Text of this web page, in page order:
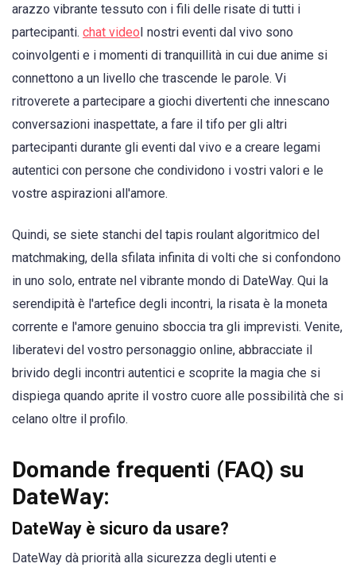
arazzo vibrante tessuto con i fili delle risate di tutti i
partecipanti. chat videoI nostri eventi dal vivo sono
coinvolgenti e i momenti di tranquillità in cui due anime si
connettono a un livello che trascende le parole. Vi
ritroverete a partecipare a giochi divertenti che innescano
conversazioni inaspettate, a fare il tifo per gli altri
partecipanti durante gli eventi dal vivo e a creare legami
autentici con persone che condividono i vostri valori e le
vostre aspirazioni all'amore.
Quindi, se siete stanchi del tapis roulant algoritmico del
matchmaking, della sfilata infinita di volti che si confondono
in uno solo, entrate nel vibrante mondo di DateWay. Qui la
serendipità è l'artefice degli incontri, la risata è la moneta
corrente e l'amore genuino sboccia tra gli imprevisti. Venite,
liberatevi del vostro personaggio online, abbracciate il
brivido degli incontri autentici e scoprite la magia che si
dispiega quando aprite il vostro cuore alle possibilità che si
celano oltre il profilo.
Domande frequenti (FAQ) su
DateWay:
DateWay è sicuro da usare?
DateWay dà priorità alla sicurezza degli utenti e